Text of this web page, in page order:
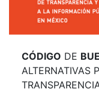
CÓDIGO DE
ALTERNATIVAS